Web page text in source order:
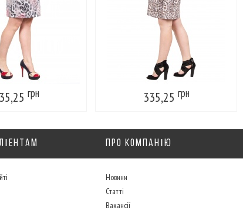
грн 335,25 грн
ПРО КОМПАНІЮ
Новини
Статті
Вакансії